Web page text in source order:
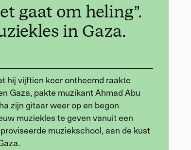
gaat om heling”.
in Gaza.
hij vijftien keer ontheemd raakte
Gaza, pakte muzikant Ahmad Abu
zijn gitaar weer op en begon
muziekles te geven vanuit een
muziekschool, aan de kust